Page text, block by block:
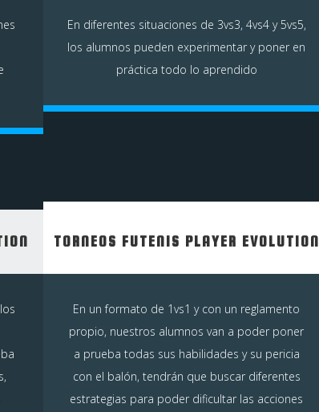
En diferentes situaciones de 3vs3, 4vs4 y 5vs5,
los alumnos pueden experimentar y poner en
práctica todo lo aprendido
TORNEOS FUTENIS PLAYER EVOLUTION
En un formato de 1vs1 y con un reglamento
propio, nuestros alumnos van a poder poner
a prueba todas sus habilidades y su pericia
con el balón, tendrán que buscar diferentes
estrategias para poder dificultar las acciones